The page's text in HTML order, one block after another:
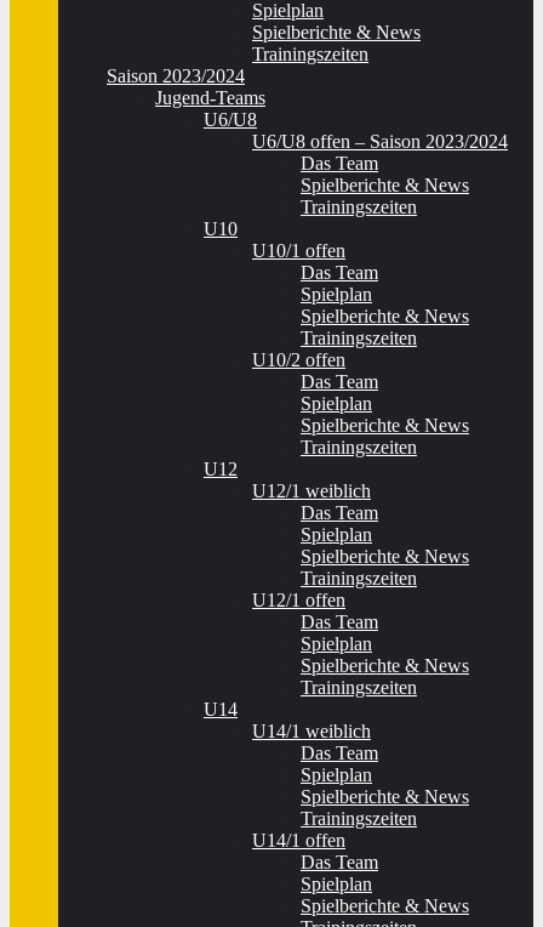
Spielplan
Spielberichte & News
Trainingszeiten
Saison 2023/2024
Jugend-Teams
U6/U8
U6/U8 offen – Saison 2023/2024
Das Team
Spielberichte & News
Trainingszeiten
U10
U10/1 offen
Das Team
Spielplan
Spielberichte & News
Trainingszeiten
U10/2 offen
Das Team
Spielplan
Spielberichte & News
Trainingszeiten
U12
U12/1 weiblich
Das Team
Spielplan
Spielberichte & News
Trainingszeiten
U12/1 offen
Das Team
Spielplan
Spielberichte & News
Trainingszeiten
U14
U14/1 weiblich
Das Team
Spielplan
Spielberichte & News
Trainingszeiten
U14/1 offen
Das Team
Spielplan
Spielberichte & News